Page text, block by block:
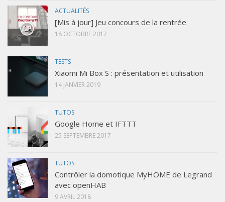
ACTUALITÉS
[Mis à jour] Jeu concours de la rentrée
18 OCTOBRE 2017
TESTS
Xiaomi Mi Box S : présentation et utilisation
14 JANVIER 2019
TUTOS
Google Home et IFTTT
25 SEPTEMBRE 2017
TUTOS
Contrôler la domotique MyHOME de Legrand
avec openHAB
9 AVRIL 2018